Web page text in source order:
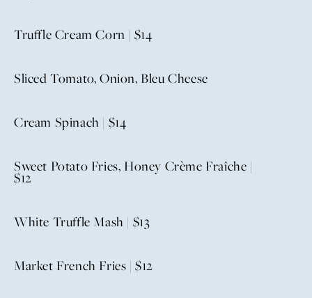
Truffle Cream Corn | $14
Sliced Tomato, Onion, Bleu Cheese
Cream Spinach | $14
Sweet Potato Fries, Honey Crème Fraîche |
$12
White Truffle Mash | $13
Market French Fries | $12